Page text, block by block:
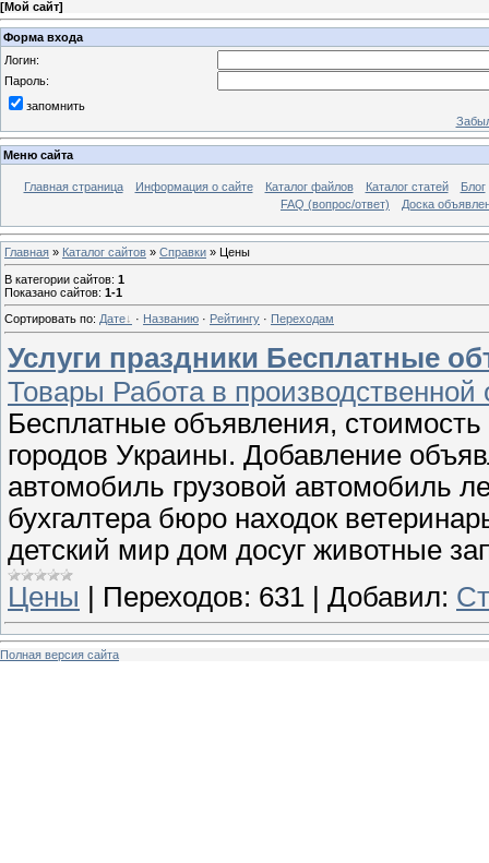
[Мой сайт]
Форма входа
Логин:
Пароль:
запомнить
Меню сайта
Главная страница Информация о сайте Каталог файлов Каталог статей
Блог
FAQ (вопрос/ответ)
Доска
Главная » Каталог сайтов » Справки » Цены
В категории сайтов: 1
Показано сайтов: 1-1
Сортировать по: Дате · Названию · Рейтингу · Переходам
Услуги праздники Бесплатные
Товары Работа в
Бесплатные объявления,
городов Украины. Добавление
автомобиль грузовой автомобиль
бухгалтера бюро находок
детский мир дом досуг животные
Цены
Переходов: 631 Добавил:
Полная версия сайта